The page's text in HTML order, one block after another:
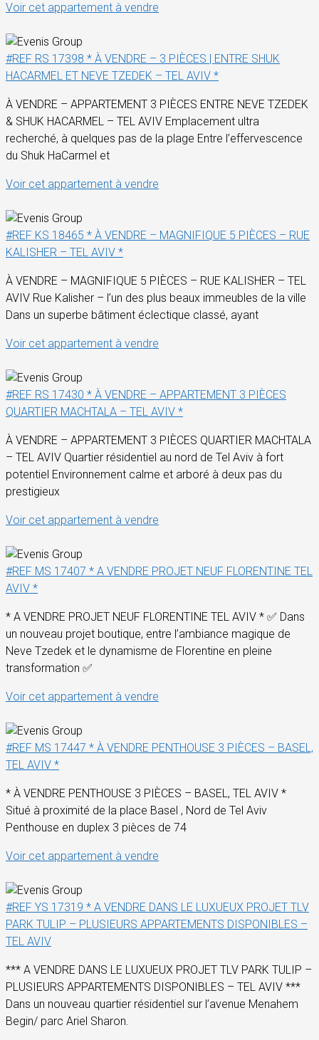
Voir cet appartement à vendre
#REF RS 17398 * À VENDRE – 3 PIÈCES | ENTRE SHUK
HACARMEL ET NEVE TZEDEK – TEL AVIV *
À VENDRE – APPARTEMENT 3 PIÈCES ENTRE NEVE TZEDEK
& SHUK HACARMEL – TEL AVIV Emplacement ultra
recherché, à quelques pas de la plage Entre l’effervescence
du Shuk HaCarmel et
Voir cet appartement à vendre
#REF KS 18465 * À VENDRE – MAGNIFIQUE 5 PIÈCES – RUE
KALISHER – TEL AVIV *
À VENDRE – MAGNIFIQUE 5 PIÈCES – RUE KALISHER – TEL
AVIV Rue Kalisher – l’un des plus beaux immeubles de la ville
Dans un superbe bâtiment éclectique classé, ayant
Voir cet appartement à vendre
#REF RS 17430 * À VENDRE – APPARTEMENT 3 PIÈCES
QUARTIER MACHTALA – TEL AVIV *
À VENDRE – APPARTEMENT 3 PIÈCES QUARTIER MACHTALA
– TEL AVIV Quartier résidentiel au nord de Tel Aviv à fort
potentiel Environnement calme et arboré à deux pas du
prestigieux
Voir cet appartement à vendre
#REF MS 17407 * A VENDRE PROJET NEUF FLORENTINE TEL
AVIV *
* A VENDRE PROJET NEUF FLORENTINE TEL AVIV * ✅ Dans
un nouveau projet boutique, entre l’ambiance magique de
Neve Tzedek et le dynamisme de Florentine en pleine
transformation ✅
Voir cet appartement à vendre
#REF MS 17447 * À VENDRE PENTHOUSE 3 PIÈCES – BASEL,
TEL AVIV *
* À VENDRE PENTHOUSE 3 PIÈCES – BASEL, TEL AVIV *
Situé à proximité de la place Basel , Nord de Tel Aviv
Penthouse en duplex 3 pièces de 74
Voir cet appartement à vendre
#REF YS 17319 * A VENDRE DANS LE LUXUEUX PROJET TLV
PARK TULIP – PLUSIEURS APPARTEMENTS DISPONIBLES –
TEL AVIV
*** A VENDRE DANS LE LUXUEUX PROJET TLV PARK TULIP –
PLUSIEURS APPARTEMENTS DISPONIBLES – TEL AVIV ***
Dans un nouveau quartier résidentiel sur l’avenue Menahem
Begin/ parc Ariel Sharon.